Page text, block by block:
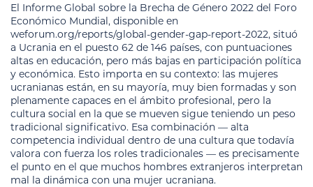
El Informe Global sobre la Brecha de Género 2022 del Foro
Económico Mundial, disponible en
weforum.org/reports/global-gender-gap-report-2022, situó
a Ucrania en el puesto 62 de 146 países, con puntuaciones
altas en educación, pero más bajas en participación política
y económica. Esto importa en su contexto: las mujeres
ucranianas están, en su mayoría, muy bien formadas y son
plenamente capaces en el ámbito profesional, pero la
cultura social en la que se mueven sigue teniendo un peso
tradicional significativo. Esa combinación — alta
competencia individual dentro de una cultura que todavía
valora con fuerza los roles tradicionales — es precisamente
el punto en el que muchos hombres extranjeros interpretan
mal la dinámica con una mujer ucraniana.